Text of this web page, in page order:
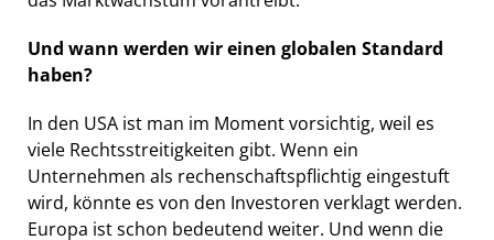
Und wann werden wir einen globalen Standard
haben?
In den USA ist man im Moment vorsichtig, weil es
viele Rechtsstreitigkeiten gibt. Wenn ein
Unternehmen als rechenschaftspflichtig eingestuft
wird, könnte es von den Investoren verklagt werden.
Europa ist schon bedeutend weiter. Und wenn die